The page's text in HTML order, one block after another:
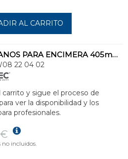
AL CARRITO
LAVAMANOS PARA ENCIMERA 405mm CON REBOSADERO ALA PLANA
22 04 02
carrito y sigue el proceso de
ver la disponibilidad y los
profesionales.
no incluidos.